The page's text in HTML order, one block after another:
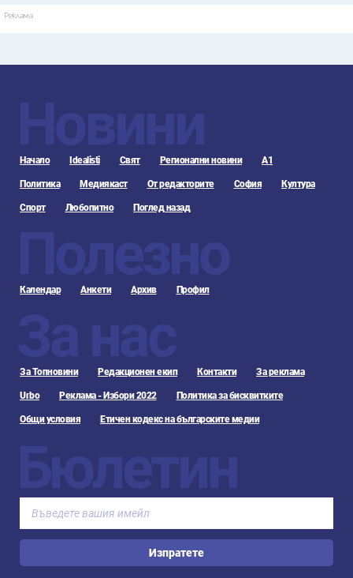
Реклама
Новини
Начало Idealisti Свят Регионални новини А1
Политика Медиякаст От редакторите София Култура
Спорт Любопитно Поглед назад
Полезно
Календар Анкети Архив Профил
За нас
За Топновини Редакционен екип Контакти За реклама
Urbo Реклама - Избори 2022 Политика за бисквитките
Общи условия Етичен кодекс на българските медии
Бюлетин
Изпратете